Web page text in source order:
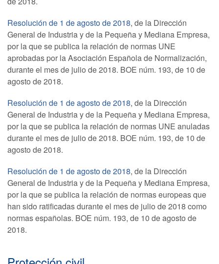
Resolución de 1 de agosto de 2018, de la Dirección
General de Industria y de la Pequeña y Mediana Empresa,
por la que se publica la relación de normas UNE
aprobadas por la Asociación Española de Normalización,
durante el mes de julio de 2018. BOE núm. 193, de 10 de
agosto de 2018.
Resolución de 1 de agosto de 2018, de la Dirección
General de Industria y de la Pequeña y Mediana Empresa,
por la que se publica la relación de normas UNE anuladas
durante el mes de julio de 2018. BOE núm. 193, de 10 de
agosto de 2018.
Resolución de 1 de agosto de 2018, de la Dirección
General de Industria y de la Pequeña y Mediana Empresa,
por la que se publica la relación de normas europeas que
han sido ratificadas durante el mes de julio de 2018 como
normas españolas. BOE núm. 193, de 10 de agosto de
2018.